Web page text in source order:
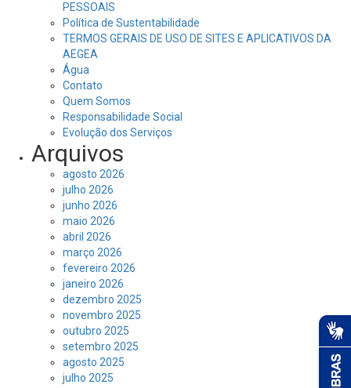
PESSOAIS
Política de Sustentabilidade
TERMOS GERAIS DE USO DE SITES E APLICATIVOS DA
AEGEA
Água
Contato
Quem Somos
Responsabilidade Social
Evolução dos Serviços
Arquivos
agosto 2026
julho 2026
junho 2026
maio 2026
abril 2026
março 2026
fevereiro 2026
janeiro 2026
dezembro 2025
novembro 2025
outubro 2025
setembro 2025
agosto 2025
julho 2025